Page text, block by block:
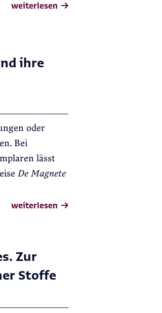
weiterlesen
ihre
oder
Bei
lässt
De Magnete
weiterlesen
Zur
Stoffe